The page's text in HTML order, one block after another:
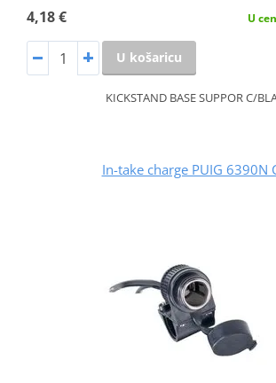
4,18 € U
U košaricu
KICKSTAND BASE SUPPOR C/
In-take charge PUIG 6390N